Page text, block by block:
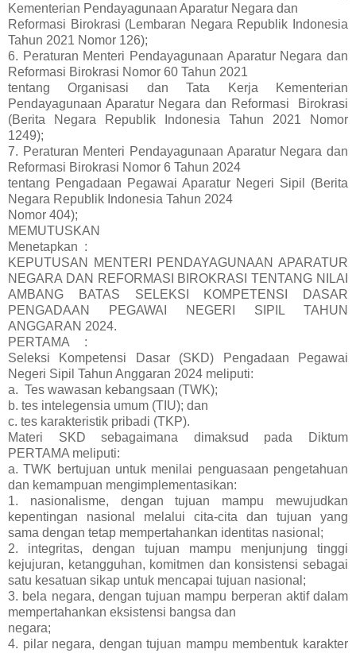
Kementerian Pendayagunaan Aparatur Negara dan
Reformasi Birokrasi (Lembaran Negara Republik Indonesia
Tahun 2021 Nomor 126);
6. Peraturan Menteri Pendayagunaan Aparatur Negara dan
Reformasi Birokrasi Nomor 60 Tahun 2021
tentang Organisasi dan Tata Kerja Kementerian
Pendayagunaan Aparatur Negara dan Reformasi Birokrasi
(Berita Negara Republik Indonesia Tahun 2021 Nomor
1249);
7. Peraturan Menteri Pendayagunaan Aparatur Negara dan
Reformasi Birokrasi Nomor 6 Tahun 2024
tentang Pengadaan Pegawai Aparatur Negeri Sipil (Berita
Negara Republik Indonesia Tahun 2024
Nomor 404);
MEMUTUSKAN
Menetapkan :
KEPUTUSAN MENTERI PENDAYAGUNAAN APARATUR
NEGARA DAN REFORMASI BIROKRASI TENTANG NILAI
AMBANG BATAS SELEKSI KOMPETENSI DASAR
PENGADAAN PEGAWAI NEGERI SIPIL TAHUN
ANGGARAN 2024.
PERTAMA
:
Seleksi Kompetensi Dasar (SKD) Pengadaan Pegawai
Negeri Sipil Tahun Anggaran 2024 meliputi:
a. Tes wawasan kebangsaan (TWK);
b. tes intelegensia umum (TIU); dan
c. tes karakteristik pribadi (TKP).
Materi SKD sebagaimana dimaksud pada Diktum
PERTAMA meliputi:
a. TWK bertujuan untuk menilai penguasaan pengetahuan
dan kemampuan mengimplementasikan:
1. nasionalisme, dengan tujuan mampu mewujudkan
kepentingan nasional melalui cita-cita dan tujuan yang
sama dengan tetap mempertahankan identitas nasional;
2. integritas, dengan tujuan mampu menjunjung tinggi
kejujuran, ketangguhan, komitmen dan konsistensi sebagai
satu kesatuan sikap untuk mencapai tujuan nasional;
3. bela negara, dengan tujuan mampu berperan aktif dalam
mempertahankan eksistensi bangsa dan
negara;
4. pilar negara, dengan tujuan mampu membentuk karakter